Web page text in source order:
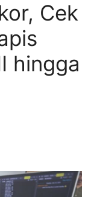
Cek
hingga